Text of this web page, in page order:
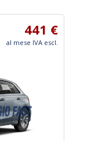
441 €
al mese IVA escl.